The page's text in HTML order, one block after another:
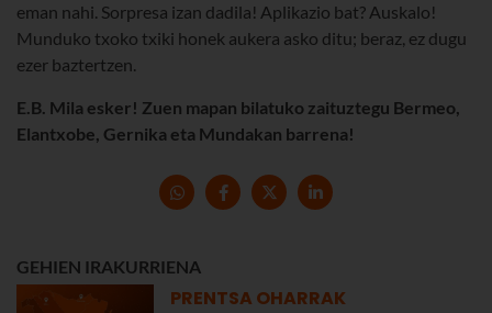
eman nahi. Sorpresa izan dadila! Aplikazio bat? Auskalo!
Munduko txoko txiki honek aukera asko ditu; beraz, ez dugu
ezer baztertzen.
E.B. Mila esker! Zuen mapan bilatuko zaituztegu Bermeo,
Elantxobe, Gernika eta Mundakan barrena!
GEHIEN IRAKURRIENA
PRENTSA OHARRAK